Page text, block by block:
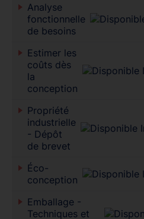
Analyse
fonctionnelle
de besoins
Estimer les
coûts dès
la
conception
Propriété
industrielle
- Dépôt
de brevet
Éco-
conception
Emballage -
Techniques et